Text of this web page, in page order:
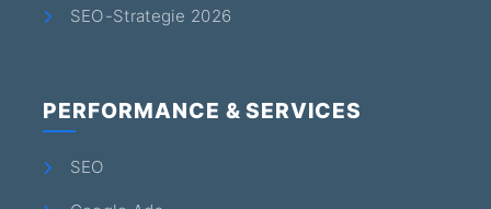
SEO-Strategie 2026
PERFORMANCE & SERVICES
SEO